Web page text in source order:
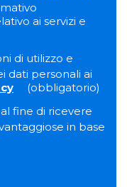
ai servizi e
di utilizzo e
dati personali ai
(obbligatorio)
fine di ricevere
in base